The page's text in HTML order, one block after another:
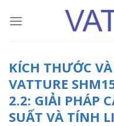
KÍCH THƯỚC
VATTURE
2.2: GIẢI PHÁP
SUẤT VÀ TÍNH